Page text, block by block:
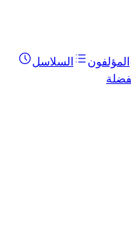
المؤلفون
السلاسل